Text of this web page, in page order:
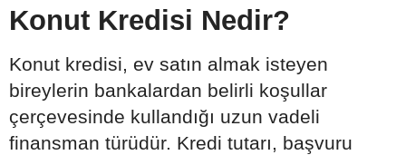
Konut Kredisi Nedir?
Konut kredisi, ev satın almak isteyen
bireylerin bankalardan belirli koşullar
çerçevesinde kullandığı uzun vadeli
finansman türüdür. Kredi tutarı, başvuru